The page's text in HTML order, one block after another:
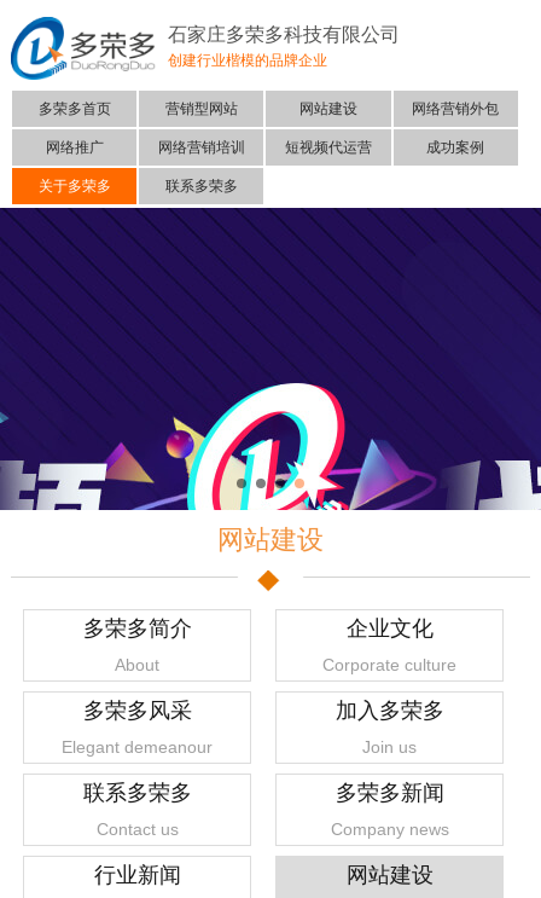
石家庄多荣多科技有限公司
创建行业楷模的品牌企业
多荣多首页 营销型网站 网站建设 网络营销外包
网络推广 网络营销培训 短视频代运营 成功案例
关于多荣多 联系多荣多
网站建设
多荣多简介
About
企业文化
Corporate culture
多荣多风采
Elegant demeanour
加入多荣多
Join us
联系多荣多
Contact us
多荣多新闻
Company news
行业新闻 网站建设